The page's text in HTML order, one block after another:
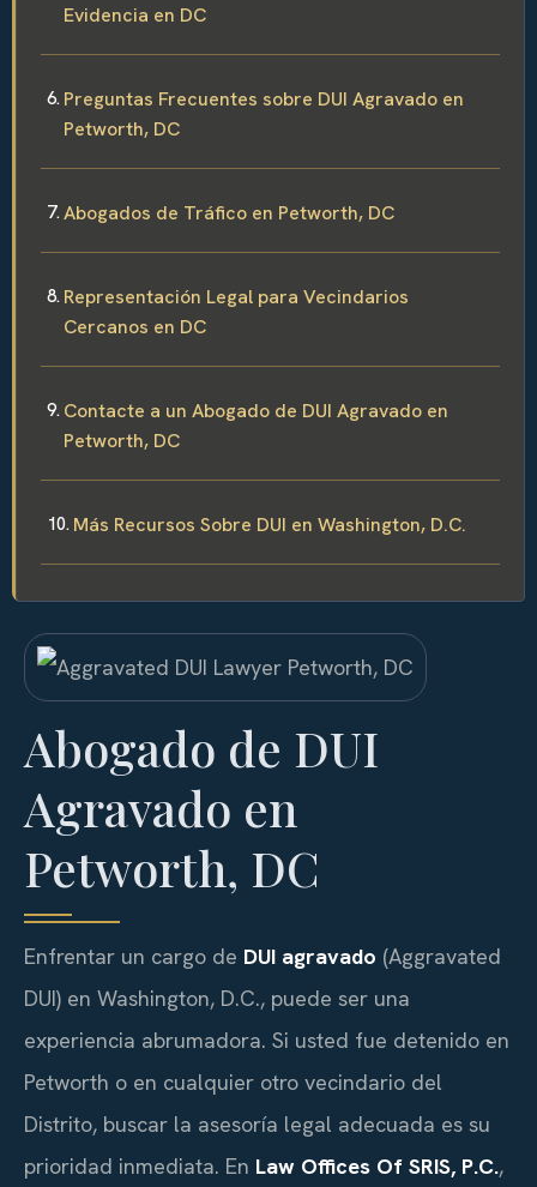
Evidencia en DC
Preguntas Frecuentes sobre DUI Agravado en
Petworth, DC
Abogados de Tráfico en Petworth, DC
Representación Legal para Vecindarios
Cercanos en DC
Contacte a un Abogado de DUI Agravado en
Petworth, DC
Más Recursos Sobre DUI en Washington, D.C.
Abogado de DUI
Agravado en
Petworth, DC
Enfrentar un cargo de DUI agravado (Aggravated
DUI) en Washington, D.C., puede ser una
experiencia abrumadora. Si usted fue detenido en
Petworth o en cualquier otro vecindario del
Distrito, buscar la asesoría legal adecuada es su
prioridad inmediata. En Law Offices Of SRIS, P.C.,